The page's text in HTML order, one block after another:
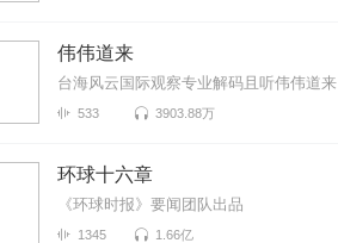
伟伟道来
台海风云国际观察专业解码且听伟伟道来
533 3903.88万
环球十六章
《环球时报》要闻团队出品
1345 1.66亿